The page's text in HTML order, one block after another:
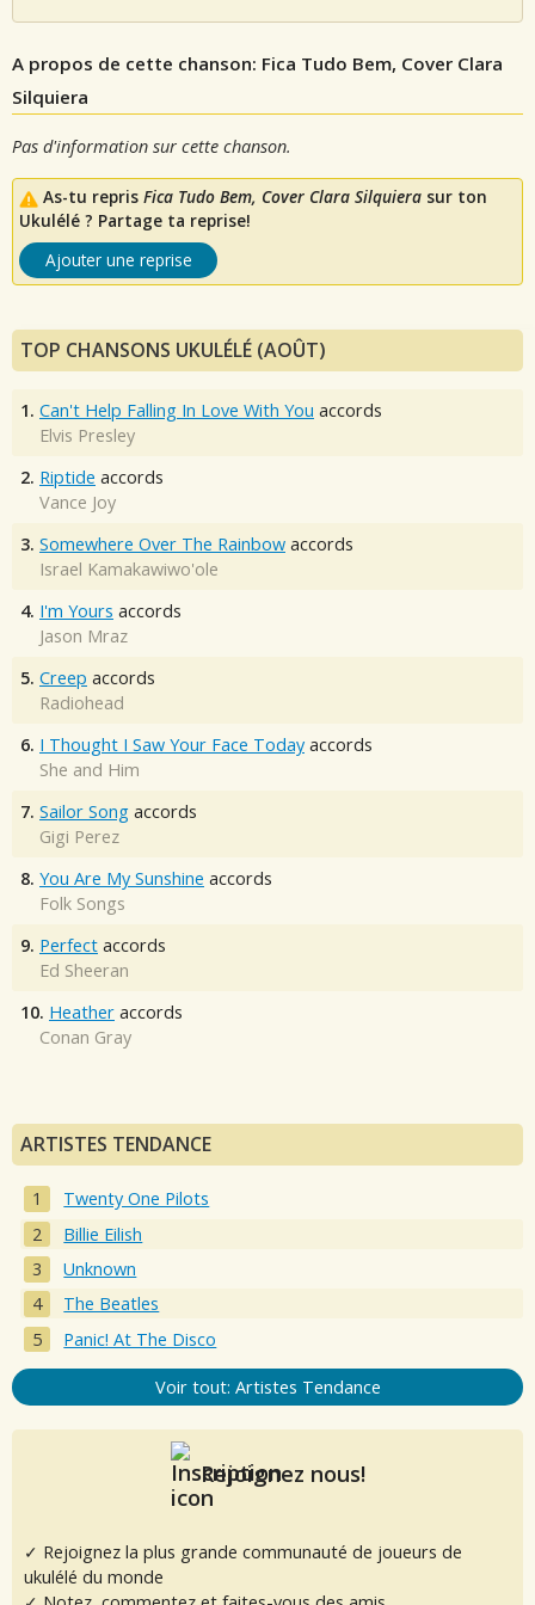
A propos de cette chanson: Fica Tudo Bem, Cover Clara
Silquiera
Pas d'information sur cette chanson.
As-tu repris Fica Tudo Bem, Cover Clara Silquiera sur ton
Ukulélé ? Partage ta reprise!
Ajouter une reprise
TOP CHANSONS UKULÉLÉ (AOÛT)
1. Can't Help Falling In Love With You accords
Elvis Presley
2. Riptide accords
Vance Joy
3. Somewhere Over The Rainbow accords
Israel Kamakawiwo'ole
4. I'm Yours accords
Jason Mraz
5. Creep accords
Radiohead
6. I Thought I Saw Your Face Today accords
She and Him
7. Sailor Song accords
Gigi Perez
8. You Are My Sunshine accords
Folk Songs
9. Perfect accords
Ed Sheeran
10. Heather accords
Conan Gray
ARTISTES TENDANCE
Twenty One Pilots
Billie Eilish
Unknown
The Beatles
Panic! At The Disco
Voir tout: Artistes Tendance
Rejoignez nous!
✓ Rejoignez la plus grande communauté de joueurs de
ukulélé du monde